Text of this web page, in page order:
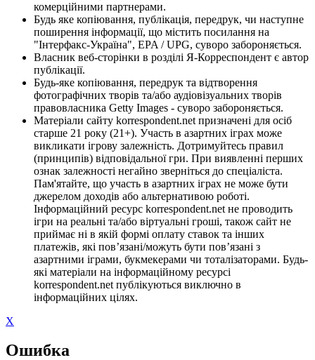
комерційними партнерами.
Будь яке копіювання, публікація, передрук, чи наступне
поширення інформації, що містить посилання на
"Інтерфакс-Україна", EPA / UPG, суворо забороняється.
Власник веб-сторінки в розділі Я-Корреспондент є автор
публікації.
Будь-яке копіювання, передрук та відтворення
фотографічних творів та/або аудіовізуальних творів
правовласника Getty Images - суворо забороняється.
Матеріали сайту korrespondent.net призначені для осіб
старше 21 року (21+). Участь в азартних іграх може
викликати ігрову залежність. Дотримуйтесь правил
(принципів) відповідальної гри. При виявленні перших
ознак залежності негайно зверніться до спеціаліста.
Пам'ятайте, що участь в азартних іграх не може бути
джерелом доходів або альтернативою роботі.
Інформаційний ресурс korrespondent.net не проводить
ігри на реальні та/або віртуальні гроші, також сайт не
приймає ні в якій формі оплату ставок та інших
платежів, які пов’язані/можуть бути пов’язані з
азартними іграми, букмекерами чи тоталізаторами. Будь-
які матеріали на інформаційному ресурсі
korrespondent.net публікуються виключно в
інформаційних цілях.
X
Ошибка